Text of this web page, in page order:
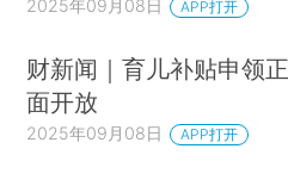
2025年09月08日 APP打开
财新闻｜育儿补贴申领
面开放
2025年09月08日 APP打开